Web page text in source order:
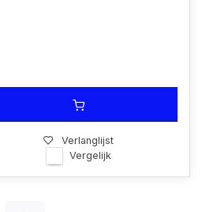
Verlanglijst
Vergelijk